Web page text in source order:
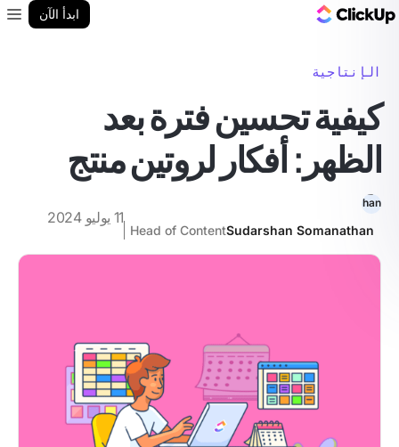
ابدأ الآن
الإنتاجية
كيفية تحسين فترة بعد
الظهر: أفكار لروتين منتج
Sudarshan Somanathan
Head of Content
11 يوليو 2024